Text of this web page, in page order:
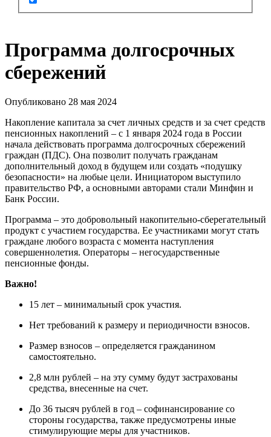
Программа долгосрочных
сбережений
Опубликовано 28 мая 2024
Накопление капитала за счет личных средств и за счет средств
пенсионных накоплений – с 1 января 2024 года в России
начала действовать программа долгосрочных сбережений
граждан (ПДС). Она позволит получать гражданам
дополнительный доход в будущем или создать «подушку
безопасности» на любые цели. Инициатором выступило
правительство РФ, а основными авторами стали Минфин и
Банк России.
Программа – это добровольный накопительно-сберегательный
продукт с участием государства. Ее участниками могут стать
граждане любого возраста с момента наступления
совершеннолетия. Операторы – негосударственные
пенсионные фонды.
Важно!
15 лет – минимальный срок участия.
Нет требований к размеру и периодичности взносов.
Размер взносов – определяется гражданином
самостоятельно.
2,8 млн рублей – на эту сумму будут застрахованы
средства, внесенные на счет.
До 36 тысяч рублей в год – софинансирование со
стороны государства, также предусмотрены иные
стимулирующие меры для участников.